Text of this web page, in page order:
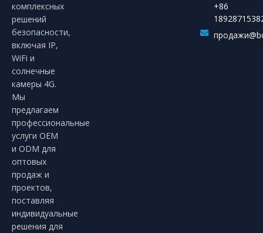
комплексных
решений
безопасности,
включая IP,
WiFi и
солнечные
камеры 4G.
Мы
предлагаем
профессиональные
услуги OEM
и ODM для
оптовых
продаж и
проектов,
поставляя
индивидуальные
решения для
+86